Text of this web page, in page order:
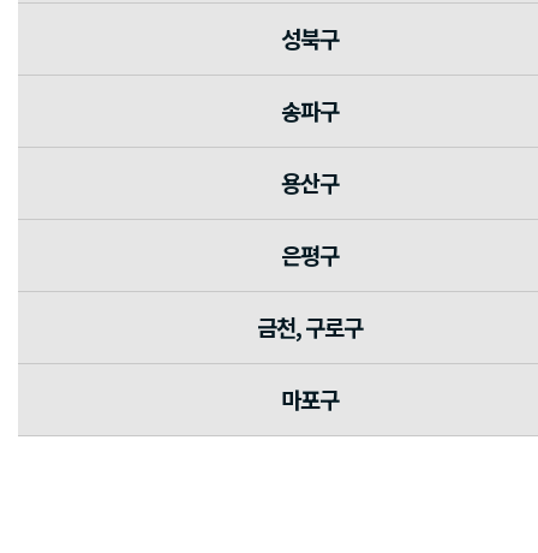
성북구
송파구
용산구
은평구
금천, 구로구
마포구